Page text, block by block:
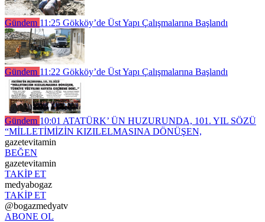
Gündem 11:25 Gökköy’de Üst Yapı Çalışmalarına Başlandı
Gündem 11:22 Gökköy’de Üst Yapı Çalışmalarına Başlandı
Gündem 10:01 ATATÜRK’ ÜN HUZURUNDA, 101. YIL SÖZÜ
“MİLLETİMİZİN KIZILELMASINA DÖNÜŞEN,
gazetevitamin
BEĞEN
gazetevitamin
TAKİP ET
medyabogaz
TAKİP ET
@bogazmedyatv
ABONE OL